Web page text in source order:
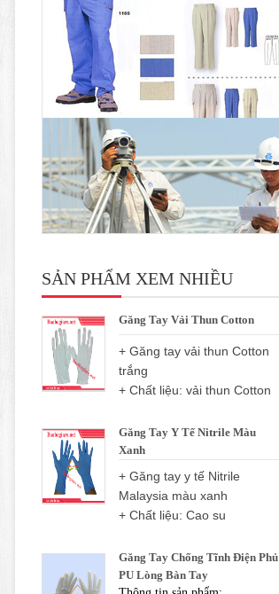
SẢN PHẨM XEM NHIỀU
Găng Tay Vải Thun Cotton
+ Găng tay vải thun Cotton
trắng
+ Chất liệu: vải thun Cotton
Găng Tay Y Tế Nitrile Màu
Xanh
+ Găng tay y tế Nitrile
Malaysia màu xanh
+ Chất liệu: Cao su
Găng Tay Chống Tĩnh Điện Phủ
PU Lòng Bàn Tay